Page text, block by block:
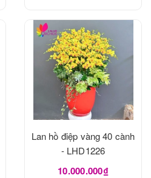
Lan hồ điệp vàng 40 cành
- LHD1226
10.000.000₫